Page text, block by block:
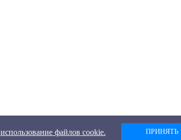
использование файлов cookie. ПРИНЯТЬ